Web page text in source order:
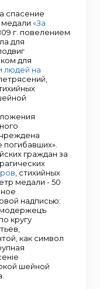
спасение
медали «За
г. повелением
для
для
людей на
граждан за
, стихийных
медали - 50
надписью:
кругу
как символ
шейной